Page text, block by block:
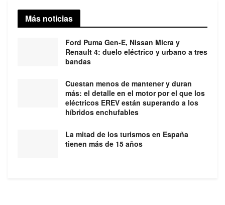
Más noticias
Ford Puma Gen-E, Nissan Micra y
Renault 4: duelo eléctrico y urbano a tres
bandas
Cuestan menos de mantener y duran
más: el detalle en el motor por el que los
eléctricos EREV están superando a los
híbridos enchufables
La mitad de los turismos en España
tienen más de 15 años